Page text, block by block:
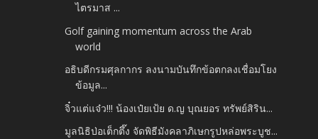
ไตรมาส ...
Golf gaining momentum across the Arab
world
อธิบดีกรมศุลกากร ลงนามบันทึกข้อตกลงเชื่อมโยง
ข้อมูล...
จิ๋วแต่แจ๋ว!!! น้องเป๋ยเป้ย ด.ญ บุณยอร ทรัพย์สิริน...
มูลนิธิป่อเต็กตึ๊ง จัดพิธีมังคลาภิเษกรูปหล่อพระบูช...